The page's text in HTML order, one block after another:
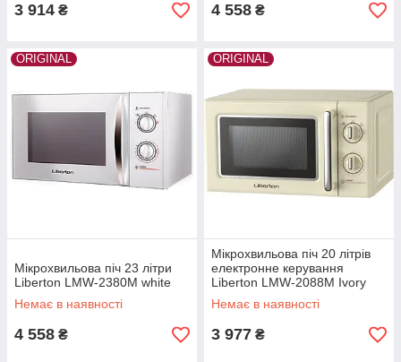
3 914 ₴ 4 558 ₴
ORIGINAL
Мікрохвильова піч 23 літри
Liberton LMW-2380M white
Немає в наявності
4 558 ₴
ORIGINAL
Мікрохвильова піч 20 літрів
електронне керування
Liberton LMW-2088M Ivory
Немає в наявності
3 977 ₴